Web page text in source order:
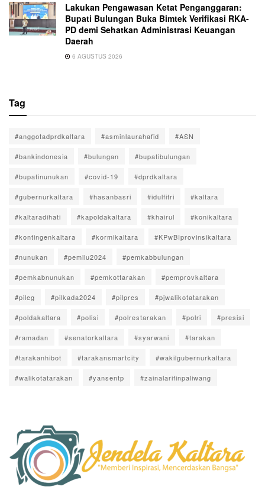
Lakukan Pengawasan Ketat Penganggaran:
Bupati Bulungan Buka Bimtek Verifikasi RKA-
PD demi Sehatkan Administrasi Keuangan
Daerah
6 AGUSTUS 2026
Tag
#anggotadprdkaltara #asminlaurahafid #ASN
#bankindonesia #bulungan #bupatibulungan
#bupatinunukan #covid-19 #dprdkaltara
#gubernurkaltara #hasanbasri #idulfitri #kaltara
#kaltaradihati #kapoldakaltara #khairul #konikaltara
#kontingenkaltara #kormikaltara #KPwBIprovinsikaltara
#nunukan #pemilu2024 #pemkabbulungan
#pemkabnunukan #pemkottarakan #pemprovkaltara
#pileg #pilkada2024 #pilpres #pjwalikotatarakan
#poldakaltara #polisi #polrestarakan #polri #presisi
#ramadan #senatorkaltara #syarwani #tarakan
#tarakanhibot #tarakansmartcity #wakilgubernurkaltara
#walikotatarakan #yansentp #zainalarifinpaliwang